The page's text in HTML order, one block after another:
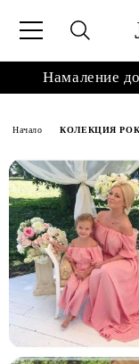
Намаление
Начало КОЛЕКЦИЯ